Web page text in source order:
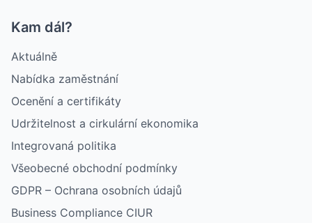
Kam dál?
Aktuálně
Nabídka zaměstnání
Ocenění a certifikáty
Udržitelnost a cirkulární ekonomika
Integrovaná politika
Všeobecné obchodní podmínky
GDPR – Ochrana osobních údajů
Business Compliance CIUR